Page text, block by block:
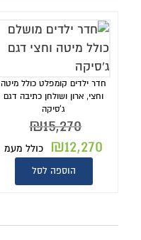
חדר ילדים קומפלט כולל מיטה
וחצי, ארון ושולחן כתיבה דגם
ג'סיקה
₪15,270
₪12,270 כולל מעמ
הוספה לסל